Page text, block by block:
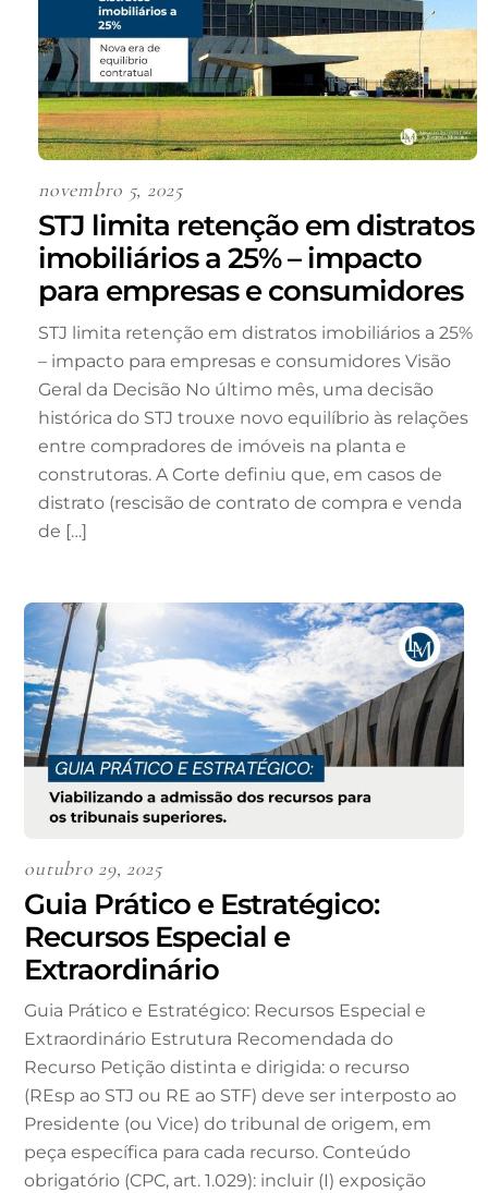
novembro 5, 2025
STJ limita retenção em distratos
imobiliários a 25% – impacto
para empresas e consumidores
STJ limita retenção em distratos imobiliários a 25%
– impacto para empresas e consumidores Visão
Geral da Decisão No último mês, uma decisão
histórica do STJ trouxe novo equilíbrio às relações
entre compradores de imóveis na planta e
construtoras. A Corte definiu que, em casos de
distrato (rescisão de contrato de compra e venda
de […]
outubro 29, 2025
Guia Prático e Estratégico:
Recursos Especial e
Extraordinário
Guia Prático e Estratégico: Recursos Especial e
Extraordinário Estrutura Recomendada do
Recurso Petição distinta e dirigida: o recurso
(REsp ao STJ ou RE ao STF) deve ser interposto ao
Presidente (ou Vice) do tribunal de origem, em
peça específica para cada recurso. Conteúdo
obrigatório (CPC, art. 1.029): incluir (I) exposição